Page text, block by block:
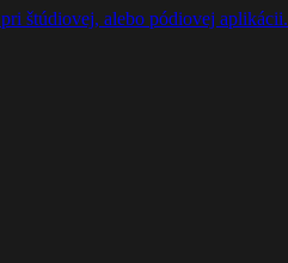
štúdiovej, alebo pódiovej aplikácii.